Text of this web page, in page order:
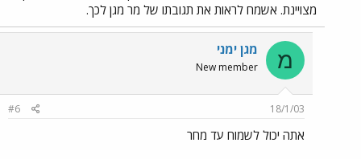
מצויינת. אשמח לראות את תגובתו של מר מגן לכך.
מ מגן ימני
New member
18/1/03
#6
אתה יכול לשמוח עד מחר